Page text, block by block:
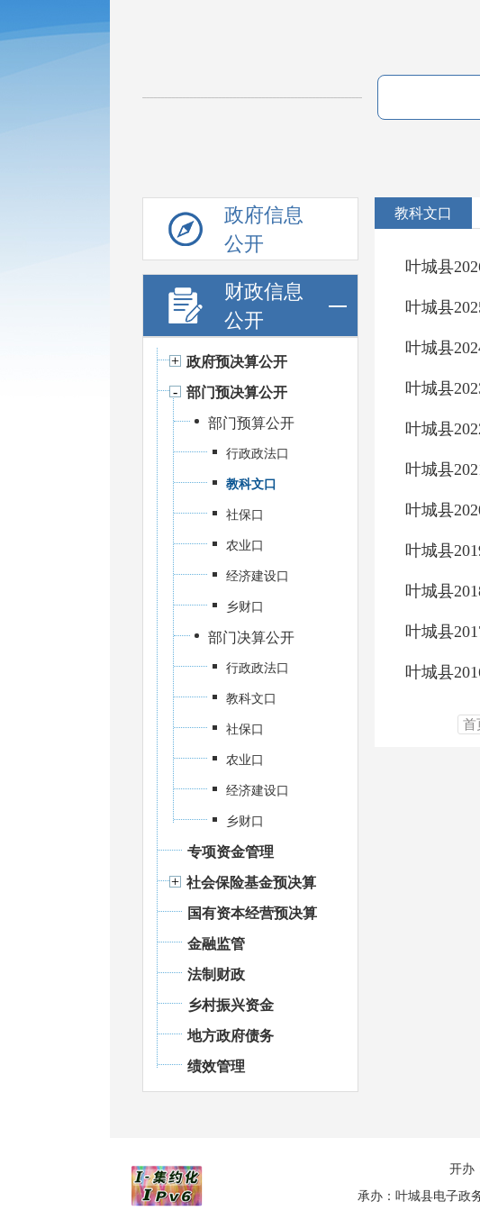
政府信息
公开
财政信息
公开
政府预决算公开
部门预决算公开
部门预算公开
行政政法口
教科文口
社保口
农业口
经济建设口
乡财口
部门决算公开
行政政法口
教科文口
社保口
农业口
经济建设口
乡财口
专项资金管理
社会保险基金预决算
国有资本经营预决算
金融监管
法制财政
乡村振兴资金
地方政府债务
绩效管理
教科文口
叶城县
叶城县
叶城县
叶城县
叶城县
叶城县
叶城县
叶城县
叶城县
叶城县
叶城县
首
开办
承办：叶城县电子政